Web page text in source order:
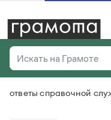
Искать на Грамоте
Справочная
Везде
ответы справочной